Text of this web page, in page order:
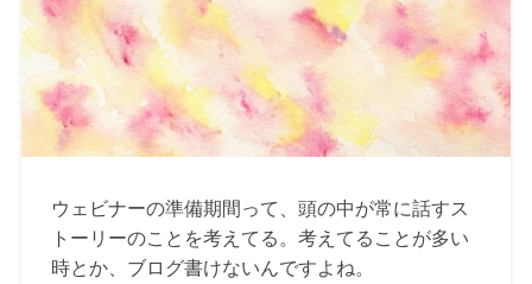
ウェビナーの準備期間って、頭の中が常に話すス
トーリーのことを考えてる。考えてることが多い
時とか、ブログ書けないんですよね。